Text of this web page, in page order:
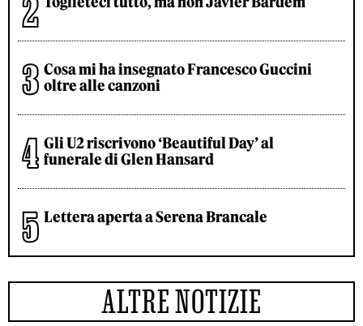
Cosa mi ha insegnato Francesco Guccini
oltre alle canzoni
Gli U2 riscrivono ‘Beautiful Day’ al
funerale di Glen Hansard
Lettera aperta a Serena Brancale
ALTRE NOTIZIE